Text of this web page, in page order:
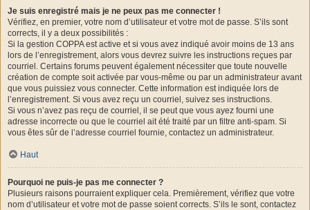
Je suis enregistré mais je ne peux pas me connecter !
Vérifiez, en premier, votre nom d’utilisateur et votre mot de passe. S’ils sont
corrects, il y a deux possibilités :
Si la gestion COPPA est active et si vous avez indiqué avoir moins de 13 ans
lors de l’enregistrement, alors vous devrez suivre les instructions reçues par
courriel. Certains forums peuvent également nécessiter que toute nouvelle
création de compte soit activée par vous-même ou par un administrateur avant
que vous puissiez vous connecter. Cette information est indiquée lors de
l’enregistrement. Si vous avez reçu un courriel, suivez ses instructions.
Si vous n’avez pas reçu de courriel, il se peut que vous ayez fourni une
adresse incorrecte ou que le courriel ait été traité par un filtre anti-spam. Si
vous êtes sûr de l’adresse courriel fournie, contactez un administrateur.
Haut
Pourquoi ne puis-je pas me connecter ?
Plusieurs raisons pourraient expliquer cela. Premièrement, vérifiez que votre
nom d’utilisateur et votre mot de passe soient corrects. S’ils le sont, contactez